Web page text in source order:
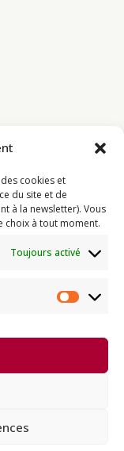
cookies et
du site et de
à la newsletter). Vous
choix à tout moment.
Toujours activé
de Thayé
le XVII Gyalwa
est membre